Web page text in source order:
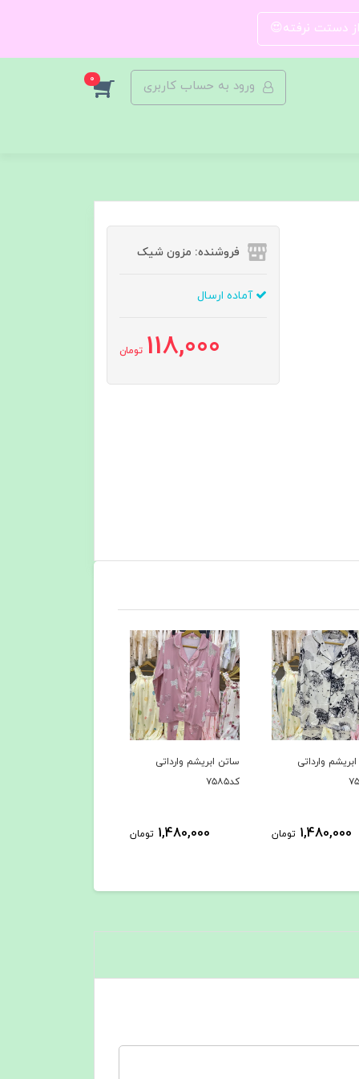
از دستت نرفته😍
ورود به حساب کاربری 0
فروشنده: مزون شیک
آماده ارسال
118,000 تومان
وارداتی
1,480,000 تومان
ساتن ابریشم وارداتی
کد۷۵۸۵
1,480,000 تومان